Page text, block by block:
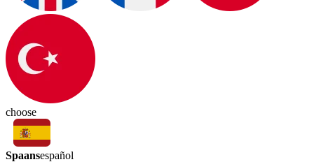
choose
Spaansespañol